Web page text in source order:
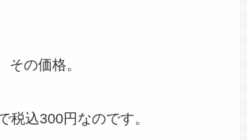
その価格。
税込300円なのです。